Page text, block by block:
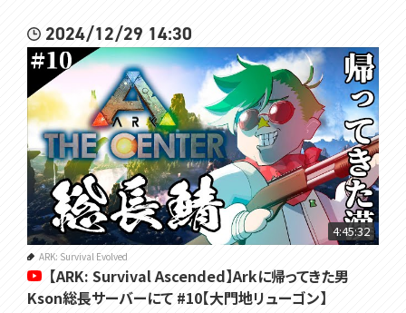
2024/12/29 14:30
4:45:32
ARK: Survival Evolved
【ARK: Survival Ascended】Arkに帰ってきた男
Kson総長サーバーにて #10【大門地リューゴン】